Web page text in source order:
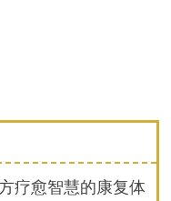
疗愈智慧的康复体